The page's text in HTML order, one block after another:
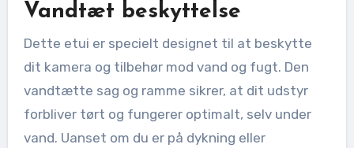
Vandtæt beskyttelse
Dette etui er specielt designet til at beskytte
dit kamera og tilbehør mod vand og fugt. Den
vandtætte sag og ramme sikrer, at dit udstyr
forbliver tørt og fungerer optimalt, selv under
vand. Uanset om du er på dykning eller